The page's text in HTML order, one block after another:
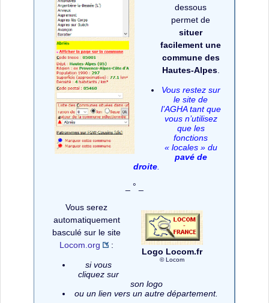
dessous
permet de
situer
facilement une
commune des
Hautes-Alpes.
Vous restez sur
le site de
l’AGHA tant que
vous n’utilisez
que les
fonctions
« locales » du
pavé de
droite.
_ ° _
Logo Locom.fr
© Locom
Vous serez
automatiquement
basculé sur le site
Locom.org
:
si vous
cliquez sur
son logo
ou un lien vers un autre département.